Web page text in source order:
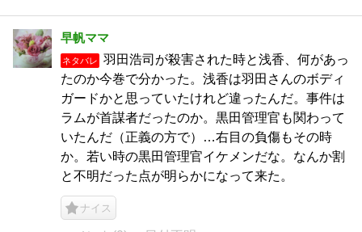
早帆ママ
ネタバレ
羽田浩司が殺害された時と浅香、何があっ
たのか今巻で分かった。浅香は羽田さんのボディ
ガードかと思っていたけれど違ったんだ。事件は
ラムが首謀者だったのか。黒田管理官も関わって
いたんだ（正義の方で）…右目の負傷もその時
か。若い時の黒田管理官イケメンだな。なんか割
と不明だった点が明らかになって来た。
ナイス